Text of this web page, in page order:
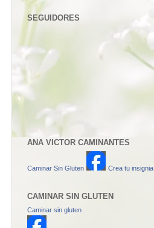
SEGUIDORES
ANA VICTOR CAMINANTES
Caminar Sin Gluten Crea tu insignia
CAMINAR SIN GLUTEN
Caminar sin gluten